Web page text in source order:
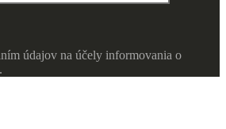
údajov na účely informovania o